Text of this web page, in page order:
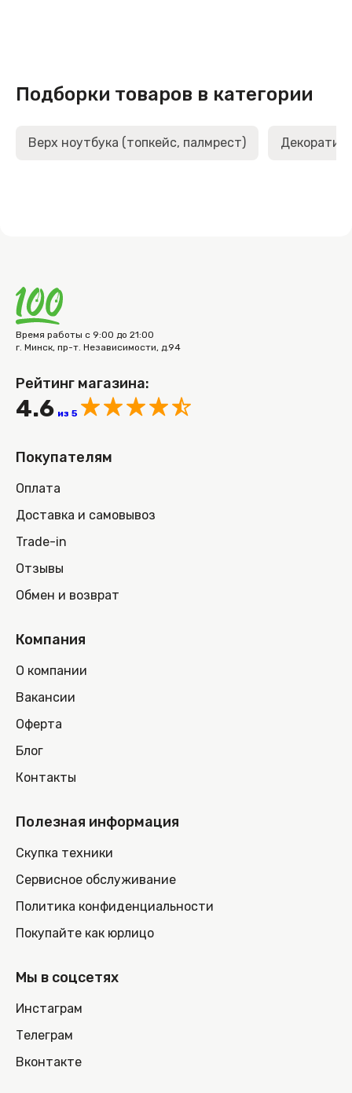
Подборки товаров в категории
Верх ноутбука (топкейс, палмрест)
Время работы с 9:00 до 21:00
г. Минск, пр-т. Независимости, д.94
Рейтинг магазина:
4.6 из 5
Покупателям
Оплата
Доставка и самовывоз
Trade-in
Отзывы
Обмен и возврат
Компания
О компании
Вакансии
Оферта
Блог
Контакты
Полезная информация
Скупка техники
Сервисное обслуживание
Политика конфиденциальности
Покупайте как юрлицо
Мы в соцсетях
Инстаграм
Телеграм
Вконтакте